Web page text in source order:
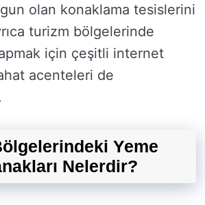
olan konaklama tesislerini
turizm bölgelerinde
için çeşitli internet
acenteleri de
Yeme
Nelerdir?